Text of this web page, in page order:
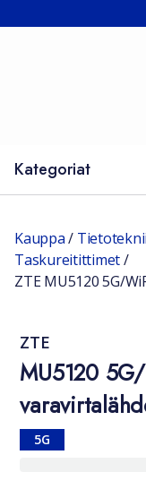
Kategoriat
Kauppa/
Taskureitittimet/
ZTE MU5120 5G/
ZTE
MU5120
5G